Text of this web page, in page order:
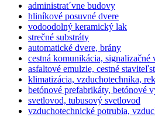
administrat´vne budovy
hliníkové posuvné dvere
vodoodolný keramický lak
strečné substráty
automatické dvere, brány
cestná komunikácia, signalizačné
asfaltové emulzie, cestné
klimatizácia, vzduchotechnika,
betónové prefabrikáty, betónové
svetlovod, tubusový svetlovod
vzduchotechnické potrubia,